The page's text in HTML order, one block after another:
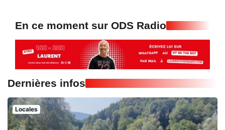
En ce moment sur ODS Radio
Dernières infos
Locales